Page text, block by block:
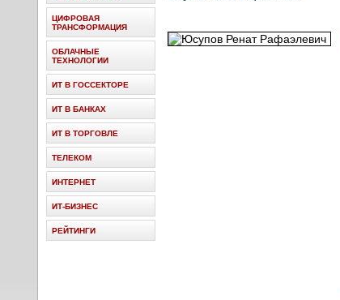
ЦИФРОВАЯ
ТРАНСФОРМАЦИЯ
ОБЛАЧНЫЕ
ТЕХНОЛОГИИ
ИТ В ГОССЕКТОРЕ
ИТ В БАНКАХ
ИТ В ТОРГОВЛЕ
ТЕЛЕКОМ
ИНТЕРНЕТ
ИТ-БИЗНЕС
РЕЙТИНГИ